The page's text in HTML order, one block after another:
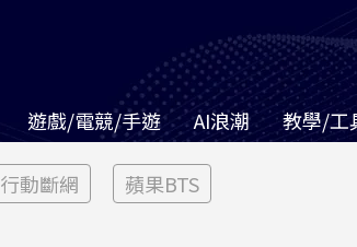
遊戲/電競/手遊 AI浪潮 教學/工
行動斷網 蘋果BTS